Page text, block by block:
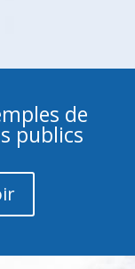
de
publics